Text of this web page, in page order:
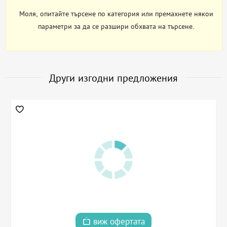
Моля, опитайте търсене по категория или премахнете някои
параметри за да се разшири обхвата на търсене.
Други изгодни предложения
виж офертата